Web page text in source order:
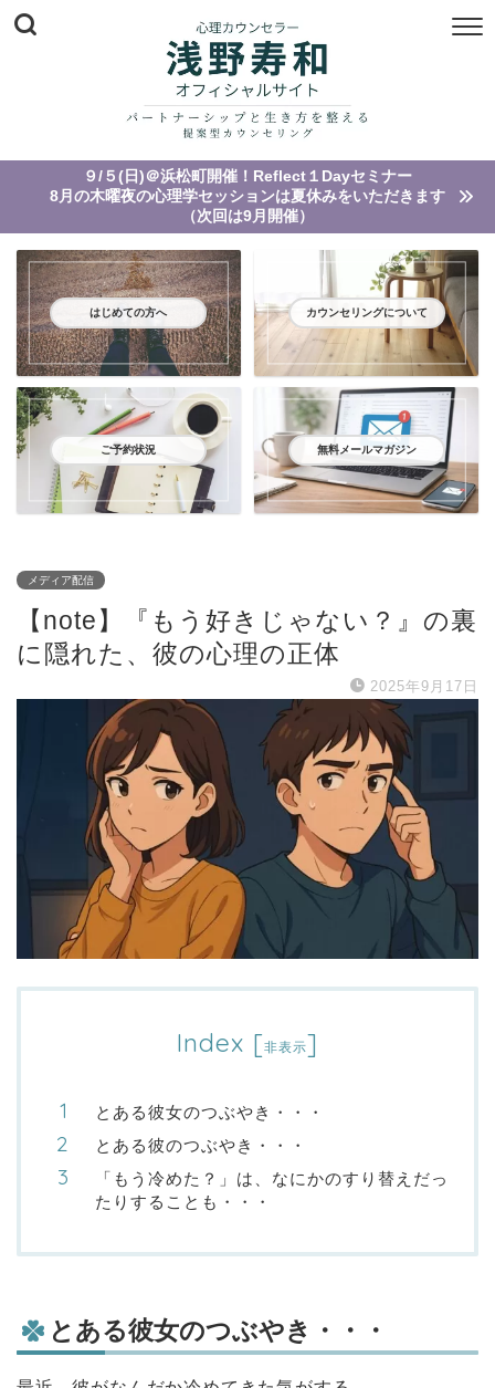
９/５(日)＠浜松町開催！Reflect１Dayセミナー
8月の木曜夜の心理学セッションは夏休みをいただきます
（次回は9月開催）
はじめての方へ カウンセリングについて
ご予約状況 無料メールマガジン
メディア配信
【note】『もう好きじゃない？』の裏
に隠れた、彼の心理の正体
2025年9月17日
Index [非表示]
とある彼女のつぶやき・・・
とある彼のつぶやき・・・
「もう冷めた？」は、なにかのすり替えだっ
たりすることも・・・
とある彼女のつぶやき・・・